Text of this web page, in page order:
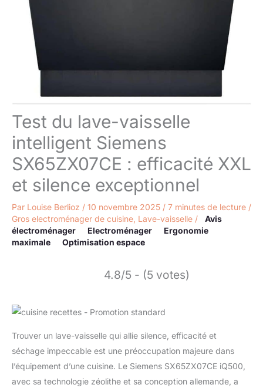
Test du lave-vaisselle
intelligent Siemens
SX65ZX07CE : efficacité XXL
et silence exceptionnel
Par Louise Berlioz / 10 novembre 2025 / 7 minutes de lecture /
Gros electroménager de cuisine Lave-vaisselle /
Avis
électroménager
Electroménager
Ergonomie
maximale
Optimisation espace
4.8/5 - (5 votes)
Trouver un lave-vaisselle qui allie silence, efficacité et
séchage impeccable est une préoccupation majeure dans
l’équipement d’une cuisine. Le Siemens SX65ZX07CE iQ500,
avec sa technologie zéolithe et sa conception allemande, a